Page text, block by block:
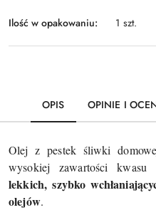
Ilość w opakowaniu: 1 szt.
OPIS OPINIE I
Olej z pestek śliwki
wysokiej zawartości
lekkich, szybko
olejów.